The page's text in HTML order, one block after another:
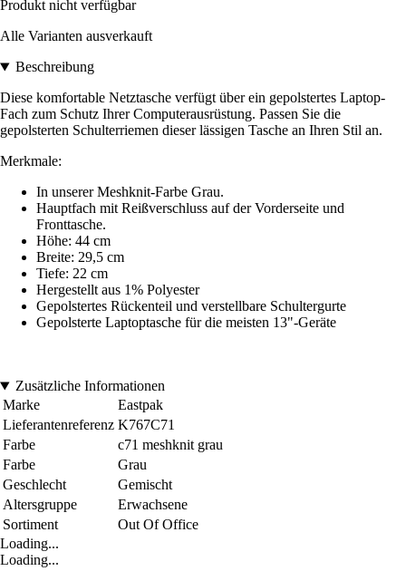
Produkt nicht verfügbar
Alle Varianten ausverkauft
Beschreibung
Diese komfortable Netztasche verfügt über ein gepolstertes Laptop-
Fach zum Schutz Ihrer Computerausrüstung. Passen Sie die
gepolsterten Schulterriemen dieser lässigen Tasche an Ihren Stil an.
Merkmale:
In unserer Meshknit-Farbe Grau.
Hauptfach mit Reißverschluss auf der Vorderseite und
Fronttasche.
Höhe: 44 cm
Breite: 29,5 cm
Tiefe: 22 cm
Hergestellt aus 1% Polyester
Gepolstertes Rückenteil und verstellbare Schultergurte
Gepolsterte Laptoptasche für die meisten 13"-Geräte
Zusätzliche Informationen
Marke
Eastpak
Lieferantenreferenz K767C71
Farbe
c71 meshknit grau
Farbe
Grau
Geschlecht
Gemischt
Altersgruppe
Erwachsene
Sortiment
Out Of Office
Loading...
Loading...